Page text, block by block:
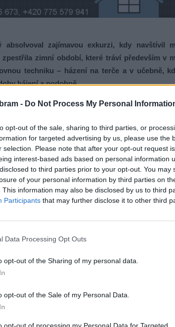
- Do Not Process My Personal
opt-out of the sale, sharing to third parties, or
for targeted advertising by us, please use the
selection. Please note that after your opt-out request
interest-based ads based on personal information
to third parties prior to your opt-out. You may
of your personal information by third parties on
This information may also be disclosed by us to third
Participants that may further disclose it to other third
Data Processing Opt Outs
opt-out of the Sharing of my personal data.
opt-out of the Sale of my Personal Data.
absolvoval zajímavou exkurzi, kdy navštívil
zimní období, které tráví především v
techniku – házení na terče a v učebně,
hájení a podobně.
ČOV Marek Bímon, který s ochotou dětem vše
od dětí. Některá z nich všechny přítomné
odvětví a tak jsme chtěli dětem názorně
řek,“říká vedoucí kroužku Aleš Haluska.